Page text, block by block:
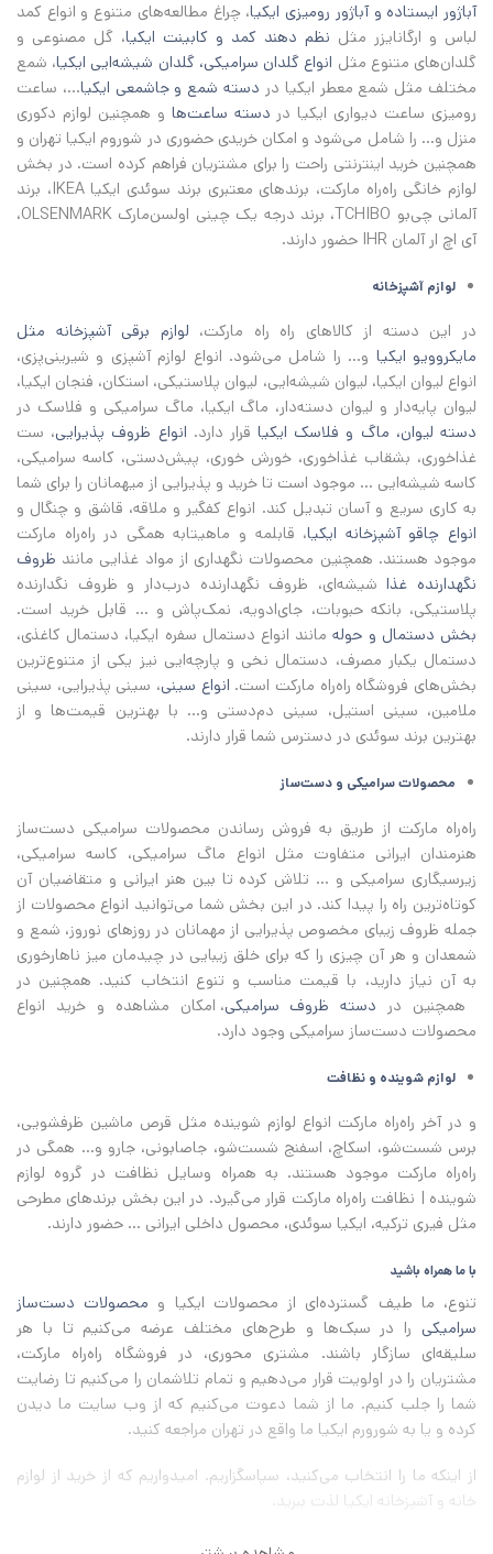
آباژور ایستاده و آباژور رومیزی ایکیا، چراغ مطالعه‌های متنوع و انواع کمد
لباس و ارگانایزر مثل نظم دهند کمد و کابینت ایکیا، گل مصنوعی و
گلدان‌های متنوع مثل انواع گلدان سرامیکی، گلدان شیشه‌ایی ایکیا، شمع
مختلف مثل شمع معطر ایکیا در دسته شمع و جاشمعی ایکیا...، ساعت
رومیزی ساعت دیواری ایکیا در دسته ساعت‌ها و همچنین لوازم دکوری
منزل و... را شامل می‌شود و امکان خریدی حضوری در شوروم ایکیا تهران و
همچنین خرید اینترنتی راحت را برای مشتریان فراهم کرده است. در بخش
لوازم خانگی راه‌راه مارکت، برندهای معتبری برند سوئدی ایکیا IKEA، برند
آلمانی چی‌بو TCHIBO، برند درجه یک چینی اولسن‌مارک OLSENMARK،
آی اچ‌ ار آلمان IHR حضور دارند.
لوازم‌ آشپزخانه
در این دسته از کالاهای راه راه مارکت، لوازم برقی آشپزخانه مثل
مایکروویو ایکیا و... را شامل می‌شود. انواع لوازم آشپزی و شیرینی‌پزی،
انواع لیوان ایکیا، لیوان شیشه‌ایی، لیوان پلاستیکی، استکان، فنجان ایکیا،
لیوان پایه‌دار و لیوان دسته‌دار، ماگ ایکیا، ماگ سرامیکی و فلاسک در
دسته لیوان، ماگ و فلاسک ایکیاقرار دارد. انواع ظروف پذیرایی، ست
غذاخوری، بشقاب غذاخوری، خورش خوری، پیش‌دستی، کاسه سرامیکی،
کاسه شیشه‌ایی ... موجود است تا خرید و پذیرایی از میهمانان را برای شما
به کاری سریع و آسان تبدیل کند. انواع کفگیر و ملاقه، قاشق و چنگال و
انواع چاقو آشپزخانه ایکیا، قابلمه و ماهیتابه همگی در راه‌راه مارکت
موجود هستند. همچنین محصولات نگهداری از مواد غذایی مانند ظروف
نگهدارنده غذاشیشه‌ای، ظروف نگهدارنده درب‌دار و ظروف نگدارنده
پلاستیکی، بانکه حبوبات، جای‌ادویه، نمک‌پاش و ... قابل خرید است.
بخش دستمال و حولهمانند انواع دستمال سفره ایکیا، دستمال کاغذی،
دستمال یکبار مصرف، دستمال نخی و پارچه‌ایی نیز یکی از متنوع‌ترین
بخش‌های فروشگاه راه‌راه مارکت است. انواع سینی، سینی پذیرایی، سینی
ملامین، سینی استیل، سینی دم‌دستی و... با بهترین قیمت‌ها و از
بهترین برند سوئدی در دسترس شما قرار دارند.
محصولات سرامیکی و دست‌ساز
راه‌راه مارکت از طریق به فروش رساندن محصولات سرامیکی دست‌ساز
هنرمندان ایرانی متفاوت مثل انواع ماگ سرامیکی، کاسه سرامیکی،
زیرسیگاری سرامیکی و ... تلاش کرده تا بین هنر ایرانی و متقاضیان آن
کوتاه‌ترین راه را پیدا کند. در این بخش شما می‌توانید انواع محصولات از
جمله ظروف زیبای مخصوص پذیرایی از مهمانان در روزهای نوروز، شمع و
شمعدان و هر آن چیزی را که برای خلق زیبایی در چیدمان میز ناهارخوری
به آن نیاز دارید، با قیمت مناسب و تنوع انتخاب کنید. همچنین در
همچنین در دسته ظروف سرامیکی، امکان مشاهده و خرید انواع
محصولات دست‌ساز سرامیکی وجود دارد.
لوازم شوینده و نظافت
و در آخر راه‌راه مارکت انواع لوازم شوینده مثل قرص ماشین ظرفشویی،
برس شست‌شو، اسکاچ، اسفنج شست‌شو، جاصابونی، جارو و... همگی در
راه‌راه مارکت موجود هستند. به همراه وسایل نظافت در گروه لوازم
شوینده | نظافت راه‌راه مارکت قرار می‌گیرد. در این بخش برندهای مطرحی
مثل فیری ترکیه، ایکیا سوئدی، محصول داخلی ایرانی ... حضور دارند.
با ما همراه باشید
تنوع، ما طیف گسترده‌ای از محصولات ایکیا و محصولات دست‌ساز
سرامیکی را در سبک‌ها و طرح‌های مختلف عرضه می‌کنیم تا با هر
سلیقه‌ای سازگار باشند. مشتری محوری، در فروشگاه راه‌راه مارکت،
مشتریان را در اولویت قرار می‌دهیم و تمام تلاشمان را می‌کنیم تا رضایت
شما را جلب کنیم. ما از شما دعوت می‌کنیم که از وب سایت ما دیدن
کرده و یا به شورورم ایکیا ما واقع در تهران مراجعه کنید.
از اینکه ما را انتخاب می‌کنید، سپاسگزاریم. امیدواریم که از خرید از لوازم
خانه و آشپزخانه ایکیا لذت ببرید